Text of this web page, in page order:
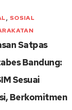
, SOSIAL
Satpas
Bandung:
Sesuai
Berkomitmen